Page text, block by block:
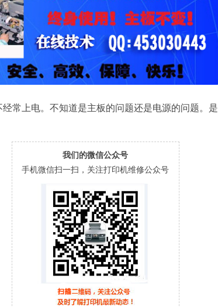
常上电。不知道是主板的问题还是电源的问题。是
我们的微信公众号
手机微信扫一扫，关注打印机维修公众号